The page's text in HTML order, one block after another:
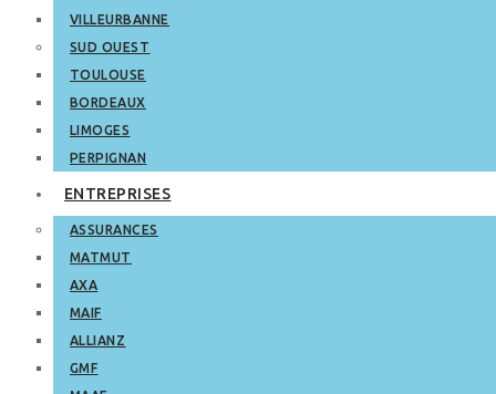
VILLEURBANNE
SUD OUEST
TOULOUSE
BORDEAUX
LIMOGES
PERPIGNAN
ENTREPRISES
ASSURANCES
MATMUT
AXA
MAIF
ALLIANZ
GMF